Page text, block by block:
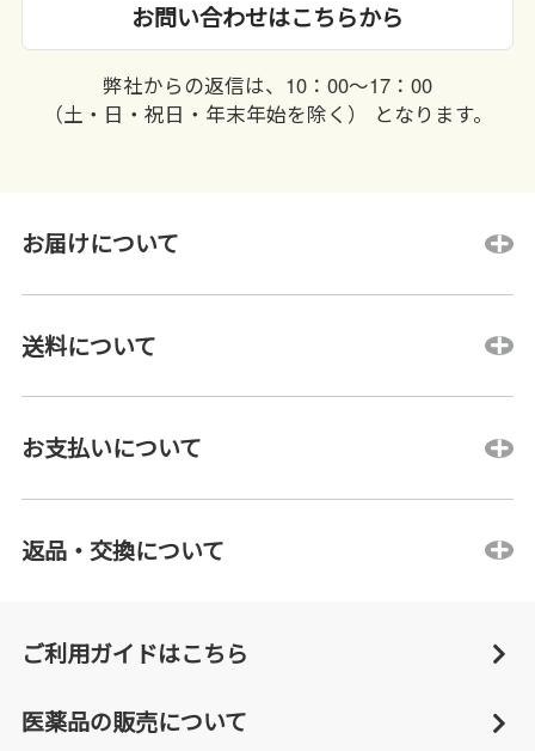
お問い合わせはこちらから
弊社からの返信は、10：00〜17：00
（土・日・祝日・年末年始を除く） となります。
お届けについて
送料について
お支払いについて
返品・交換について
ご利用ガイドはこちら
医薬品の販売について